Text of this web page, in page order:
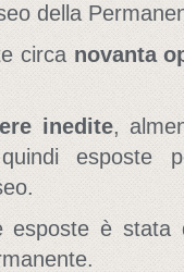
della
circanovanta
inedite,
esposte
è stata